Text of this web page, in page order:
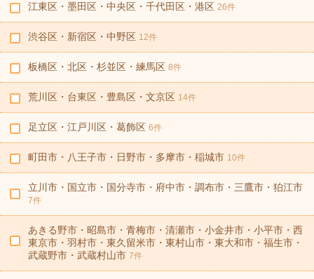
江東区・墨田区・中央区・千代田区・港区 26件
渋谷区・新宿区・中野区 12件
板橋区・北区・杉並区・練馬区 8件
荒川区・台東区・豊島区・文京区 14件
足立区・江戸川区・葛飾区 6件
町田市・八王子市・日野市・多摩市・稲城市 10件
立川市・国立市・国分寺市・府中市・調布市・三鷹市・狛江市
7件
あきる野市・昭島市・青梅市・清瀬市・小金井市・小平市・西
東京市・羽村市・東久留米市・東村山市・東大和市・福生市・
武蔵野市・武蔵村山市 7件